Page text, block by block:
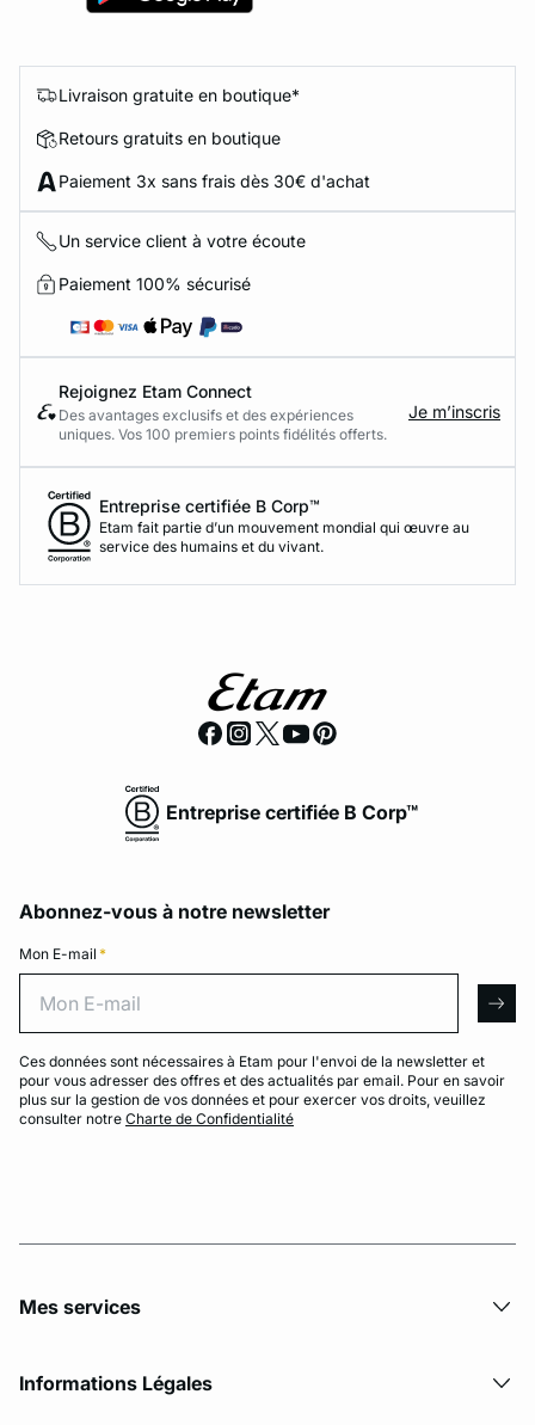
Livraison gratuite en boutique*
Retours gratuits en boutique
Paiement 3x sans frais dès 30€ d'achat
Un service client à votre écoute
Paiement 100% sécurisé
Rejoignez Etam Connect
Des avantages exclusifs et des expériences
uniques. Vos 100 premiers points fidélités offerts.
Je m’inscris
Entreprise certifiée B Corp™
Etam fait partie d’un mouvement mondial qui œuvre au
service des humains et du vivant.
Entreprise certifiée B Corp™
Abonnez-vous à notre newsletter
Mon E-mail *
Ces données sont nécessaires à Etam pour l'envoi de la newsletter et
pour vous adresser des offres et des actualités par email. Pour en savoir
plus sur la gestion de vos données et pour exercer vos droits, veuillez
consulter notre Charte de Confidentialité
Mes services
Informations Légales